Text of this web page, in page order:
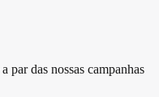
par das nossas campanhas